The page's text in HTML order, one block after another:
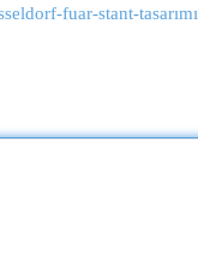
fuar-stant-tasarımı